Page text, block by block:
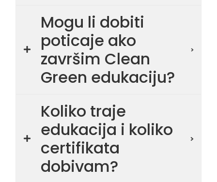
Mogu li dobiti
poticaje ako
završim Clean
Green edukaciju?
Koliko traje
edukacija i koliko
certifikata
dobivam?